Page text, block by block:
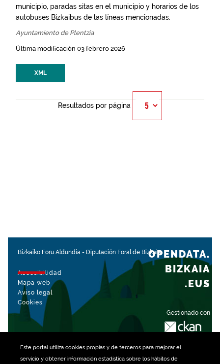
Este portal utiliza cookiespropias y de terceros para mejorar el
servicio y obtener información estadística sobre los hábitos de
municipio, paradas sitas en el municipio y horarios de los
autobuses Bizkaibus de las líneas mencionadas.
Ayuntamiento de Plentzia
Última modificación 03 febrero 2026
XML
Resultados por página
Bizkaiko Foru Aldundia - Diputación Foral de Bizkaia
Accesibilidad
Mapa web
Aviso legal
Cookies
Gestionado con
OPENDATA.
BIZKAIA
.EUS